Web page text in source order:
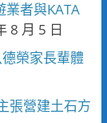
者與KATA
8 月 5 日
榮家長輩體
張營建土石方